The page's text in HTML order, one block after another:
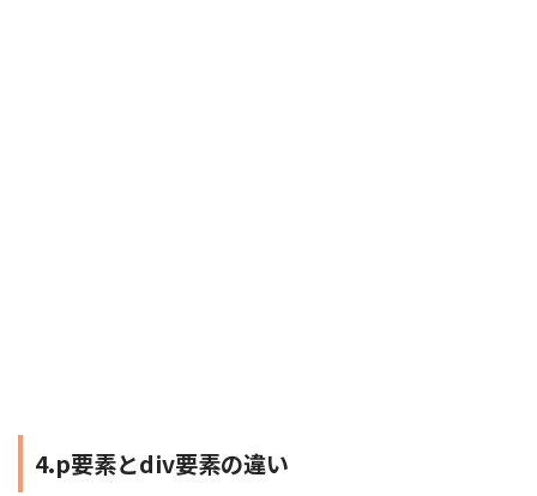
4.p要素とdiv要素の違い